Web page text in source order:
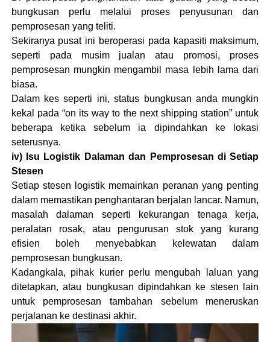
bungkusan perlu melalui proses penyusunan dan
pemprosesan yang teliti.
Sekiranya pusat ini beroperasi pada kapasiti maksimum,
seperti pada musim jualan atau promosi, proses
pemprosesan mungkin mengambil masa lebih lama dari
biasa.
Dalam kes seperti ini, status bungkusan anda mungkin
kekal pada “on its way to the next shipping station” untuk
beberapa ketika sebelum ia dipindahkan ke lokasi
seterusnya​.
iv) Isu Logistik Dalaman dan Pemprosesan di Setiap
Stesen
Setiap stesen logistik memainkan peranan yang penting
dalam memastikan penghantaran berjalan lancar. Namun,
masalah dalaman seperti kekurangan tenaga kerja,
peralatan rosak, atau pengurusan stok yang kurang
efisien boleh menyebabkan kelewatan dalam
pemprosesan bungkusan.
Kadangkala, pihak kurier perlu mengubah laluan yang
ditetapkan, atau bungkusan dipindahkan ke stesen lain
untuk pemprosesan tambahan sebelum meneruskan
perjalanan ke destinasi akhir​.